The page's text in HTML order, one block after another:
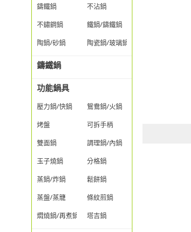
鑄鐵鍋
不沾鍋
不鏽鋼鍋
鐵鍋/鑄鐵鍋
陶鍋/砂鍋
陶瓷鍋/玻璃鍋/透明鍋
鑄鐵鍋
功能鍋具
壓力鍋/快鍋
鴛鴦鍋/火鍋
烤盤
可拆手柄
雙面鍋
調理鍋/內鍋
玉子燒鍋
分格鍋
蒸鍋/炸鍋
鬆餅鍋
蒸盤/蒸籠
條紋煎鍋
燜燒鍋/再煮鍋
塔吉鍋